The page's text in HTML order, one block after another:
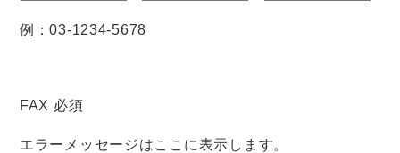
例：03-1234-5678
FAX 必須
エラーメッセージはここに表示します。